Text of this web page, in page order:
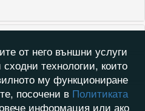
от него външни услуги
сходни технологии, които
му функциониране
посочени в Политиката
информация или ако